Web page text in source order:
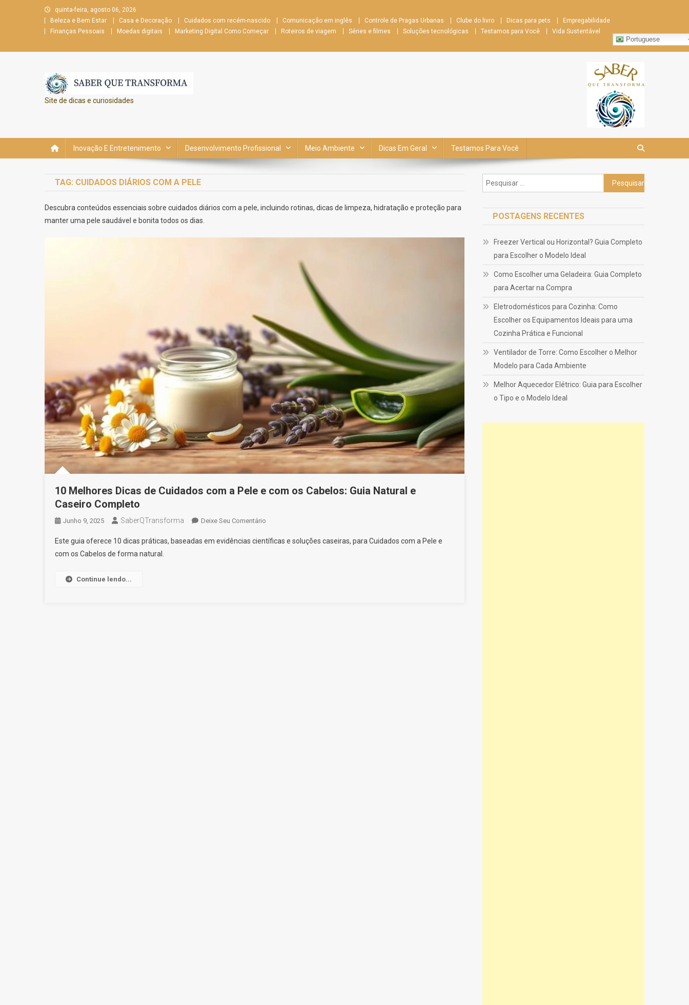
quinta-feira, agosto 06, 2026
Beleza e Bem Estar
Casa e Decoração Cuidados com recém-nascido Comunicação em inglês Controle de Pragas Urbanas Clube do livro Dicas para pets
Empregabilidade
Finanças Pessoais
Moedas digitais Marketing Digital Como Começar Roteiros de viagem Séries e filmes Soluções tecnológicas Testamos para Você Vida Sustentável
Portuguese
Site de dicas e curiosidades
Inovação E Entretenimento Desenvolvimento Profissional Meio Ambiente Dicas Em Geral Testamos Para Você
TAG: CUIDADOS DIÁRIOS COM A PELE
Descubra conteúdos essenciais sobre cuidados diários com a pele, incluindo rotinas, dicas de limpeza, hidratação e proteção para
manter uma pele saudável e bonita todos os dias.
10 Melhores Dicas de Cuidados com a Pele e com os Cabelos: Guia Natural e
Caseiro Completo
Junho 9, 2025 SaberQTransforma Deixe Seu Comentário
Melhores
Este guia oferece 10 dicas práticas, baseadas em evidências científicas e soluções caseiras, para Cuidados com a Pele e
com os Cabelos de forma natural.
Continue lendo...
Pesquisar
por:
POSTAGENS RECENTES
Freezer Vertical ou Horizontal? Guia Completo
para Escolher o Modelo Ideal
Como Escolher uma Geladeira: Guia Completo
para Acertar na Compra
Eletrodomésticos para Cozinha: Como
Escolher os Equipamentos Ideais para uma
Cozinha Prática e Funcional
Ventilador de Torre: Como Escolher o Melhor
Modelo para Cada Ambiente
Melhor Aquecedor Elétrico: Guia para Escolher
o Tipo e o Modelo Ideal